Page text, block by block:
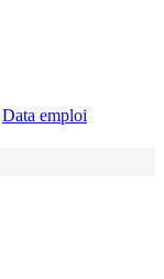
Data emploi